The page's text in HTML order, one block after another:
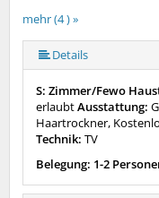
mehr (4 ) »
Details
S: Zimmer/Fewo
erlaubtAusstattung:
Haartrockner,
Technik: TV
Belegung: 1-2